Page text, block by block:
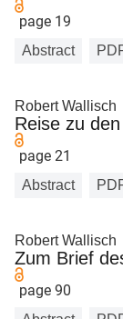
page 19
Abstract
Robert Wallisch
Reise zu
page 21
Abstract
Robert Wallisch
Zum Brief
page 90